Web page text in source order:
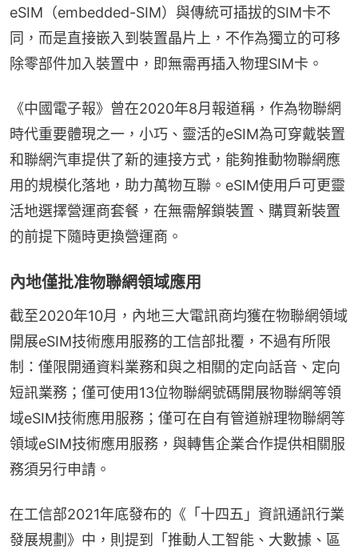
eSIM（embedded-SIM）與傳統可插拔的SIM卡不
同，而是直接嵌入到裝置晶片上，不作為獨立的可移
除零部件加入裝置中，即無需再插入物理SIM卡。
《中國電子報》曾在2020年8月報道稱，作為物聯網
時代重要體現之一，小巧、靈活的eSIM為可穿戴裝置
和聯網汽車提供了新的連接方式，能夠推動物聯網應
用的規模化落地，助力萬物互聯。eSIM使用戶可更靈
活地選擇營運商套餐，在無需解鎖裝置、購買新裝置
的前提下隨時更換營運商。
內地僅批准物聯網領域應用
截至2020年10月，內地三大電訊商均獲在物聯網領域
開展eSIM技術應用服務的工信部批覆，不過有所限
制：僅限開通資料業務和與之相關的定向話音、定向
短訊業務；僅可使用13位物聯網號碼開展物聯網等領
域eSIM技術應用服務；僅可在自有管道辦理物聯網等
領域eSIM技術應用服務，與轉售企業合作提供相關服
務須另行申請。
在工信部2021年底發布的《「十四五」資訊通訊行業
發展規劃》中，則提到「推動人工智能、大數據、區